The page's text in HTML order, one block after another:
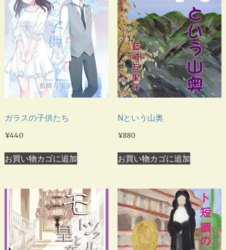
ガラスの子供たち
¥440
お買い物カゴに追加
Nという山奥
¥880
お買い物カゴに追加